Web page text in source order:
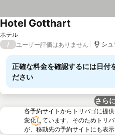
ホテル
Hotel Gotthart
/ ユーザー評価はありません
正確な料金を確認するには日付
ださい
さら
各予約サイトからトリバゴに提
変化しています。そのためトリ
が、移動先の予約サイトにも表